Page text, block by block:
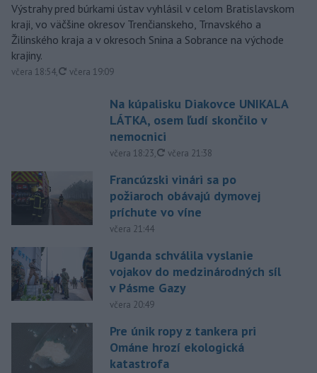
Výstrahy pred búrkami ústav vyhlásil v celom Bratislavskom
kraji, vo väčšine okresov Trenčianskeho, Trnavského a
Žilinského kraja a v okresoch Snina a Sobrance na východe
krajiny.
včera 18:54, aktualizované
včera 19:09
Na kúpalisku Diakovce UNIKALA
LÁTKA, osem ľudí skončilo v
nemocnici
včera 18:23, aktualizované
včera 21:38
Francúzski vinári sa po
požiaroch obávajú dymovej
príchute vo víne
včera 21:44
Uganda schválila vyslanie
vojakov do medzinárodných síl
v Pásme Gazy
včera 20:49
Pre únik ropy z tankera pri
Ománe hrozí ekologická
katastrofa